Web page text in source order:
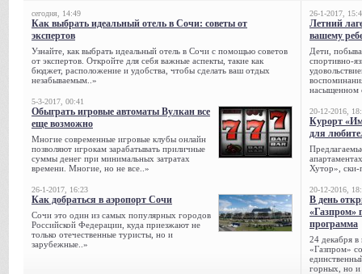
сегодня, 14:49
Как выбрать идеальный отель в Сочи: советы от
экспертов
Узнайте, как выбрать идеальный отель в Сочи с помощью советов
от экспертов. Откройте для себя важные аспекты, такие как
бюджет, расположение и удобства, чтобы сделать ваш отдых
незабываемым..»
5-3-2017, 00:41
Обыграть игровые автоматы Вулкан все
еще возможно
Многие современные игровые клубы онлайн
позволяют игрокам зарабатывать приличные
суммы денег при минимальных затратах
времени. Многие, но не все..»
26-1-2017, 16:23
Как добраться в аэропорт Сочи
Сочи это один из самых популярных городов
Российской Федерации, куда приезжают не
только отечественные туристы, но и
зарубежные..»
26-1-2017,
Летний
вашему
Дети,
спортивно-
насыщенном
20-12-2016,
Курорт
для
Хутор», ски-
20-12-2016,
В день
«Газпром»
программа
24 декабря в
«Газпром»
горных, но